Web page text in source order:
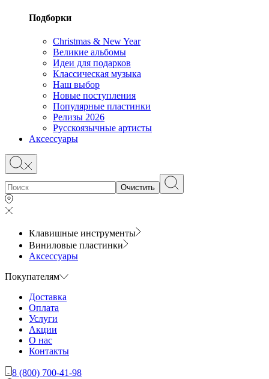
Подборки
Christmas & New Year
Великие альбомы
Идеи для подарков
Классическая музыка
Наш выбор
Новые поступления
Популярные пластинки
Релизы 2026
Русскоязычные артисты
Аксессуары
Очистить
Клавишные инструменты
Виниловые пластинки
Аксессуары
Покупателям
Доставка
Оплата
Услуги
Акции
О нас
Контакты
8 (800) 700-41-98